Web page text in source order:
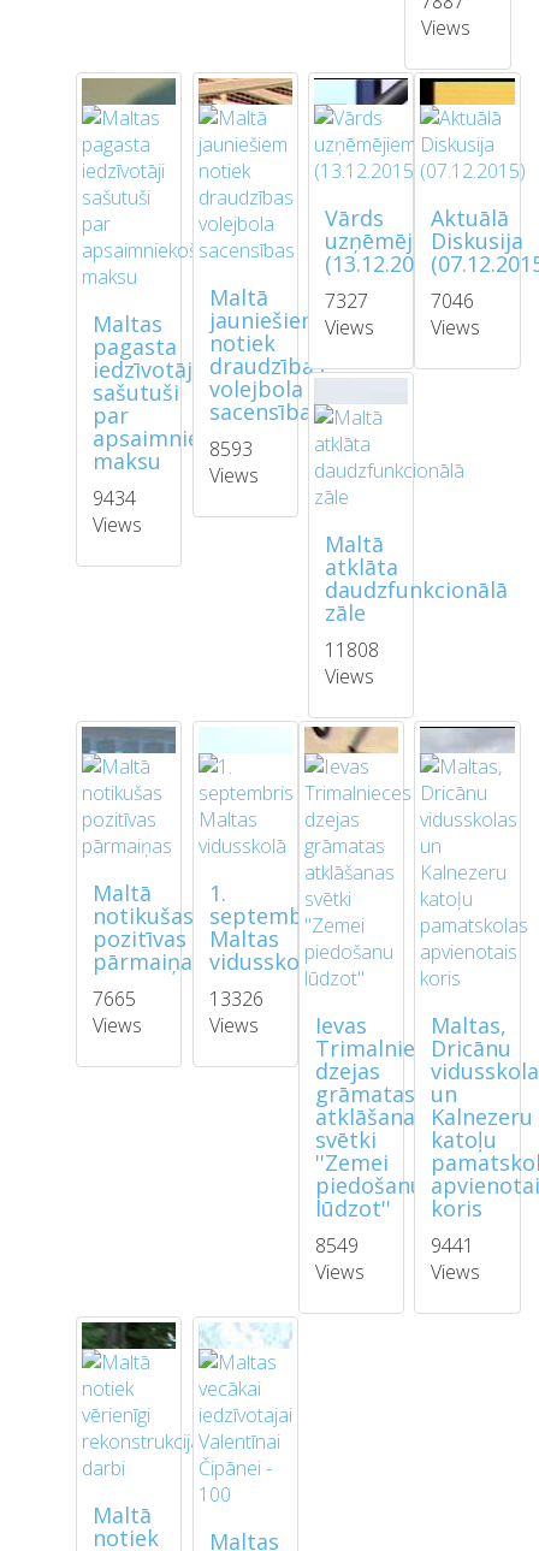
Views
Maltas
pagasta
iedzīvotāji
sašutuši
par
apsaimniekošanas
maksu
9434
Views
Maltā
jauniešiem
notiek
draudzības
volejbola
sacensības
8593
Views
Vārds
uzņēmējiem
(13.12.2015)
7327
Views
Aktuālā
Diskusija
7046
Views
Maltā
atklāta
daudzfunkcionālā
zāle
11808
Views
Maltā
notikušas
pozitīvas
pārmaiņas
7665
Views
1.
septembris
Maltas
vidusskolā
13326
Views
Ievas
Trimalnieces
dzejas
grāmatas
atklāšanas
svētki
''Zemei
piedošanu
lūdzot''
8549
Views
Maltas,
Dricānu
un
Kalnezeru
katoļu
koris
9441
Views
Maltā
notiek Maltas